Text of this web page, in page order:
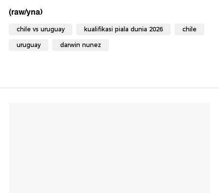
(raw/yna)
chile vs uruguay kualifikasi piala dunia 2026 chile
uruguay darwin nunez